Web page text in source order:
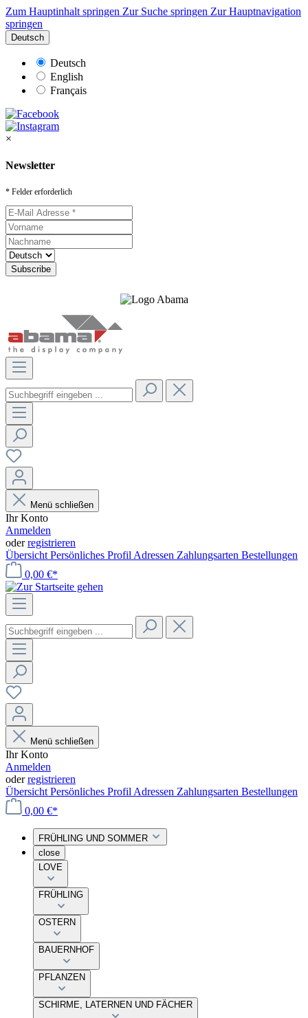
Zum Hauptinhalt springen Zur Suche springen Zur Hauptnavigation
springen
Deutsch
Deutsch
English
Français
×
Newsletter
* Felder erforderlich
Menü schließen
Ihr Konto
Anmelden
oderregistrieren
Übersicht Persönliches Profil Adressen Zahlungsarten Bestellungen
0,00 €*
Menü schließen
Ihr Konto
Anmelden
oderregistrieren
Übersicht Persönliches Profil Adressen Zahlungsarten Bestellungen
0,00 €*
FRÜHLING UND SOMMER
close
LOVE
FRÜHLING
OSTERN
BAUERNHOF
PFLANZEN
SCHIRME, LATERNEN UND FÄCHER